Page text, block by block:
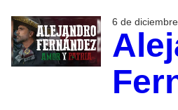
6 de